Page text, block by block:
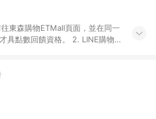
東森購物ETMall頁面，並在同一
具點數回饋資格。 2. LINE購物
如購買以下類別商品，將無法獲
網」全館商品。 4. 如取消訂